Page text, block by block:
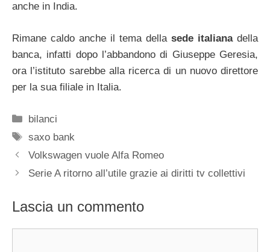
anche in India.
Rimane caldo anche il tema della sede italianadella
banca, infatti dopo l’abbandono di Giuseppe Geresia,
ora l’istituto sarebbe alla ricerca di un nuovo direttore
per la sua filiale in Italia.
Categorie
bilanci
Tag
saxo bank
Volkswagen vuole Alfa Romeo
Serie A ritorno all’utile grazie ai diritti tv collettivi
Lascia un commento